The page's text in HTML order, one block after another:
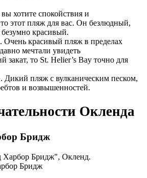
хотите спокойствия и
этот пляж для вас. Он безлюдный,
красивый.
Очень красивый пляж в пределах
мечтали увидеть
закат, то St. Helier’s Bay точно для
Дикий пляж с вулканическим песком,
и возвышенностей.
Окленда
Бридж
Бридж